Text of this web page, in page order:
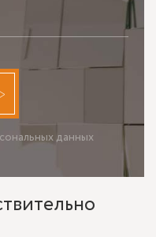
данных